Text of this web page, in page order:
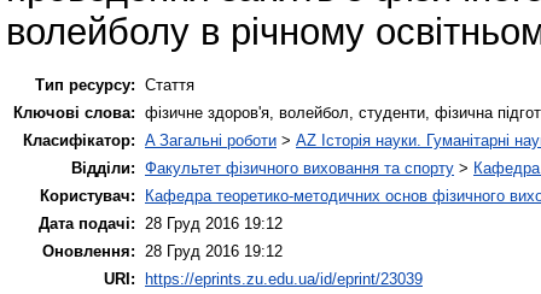
волейболу в річному
Тип ресурсу: Стаття
Ключові слова: фізичне здоров'я, волейбол, студенти, фізична
Класифікатор: A Загальні роботи > AZ Історія науки. Гуманітарні
Відділи: Факультет фізичного виховання та спорту > Кафедра
Користувач:
Кафедра теоретико-методичних основ фізичного
Дата подачі:
28 Груд 2016 19:12
Оновлення:
28 Груд 2016 19:12
URI: https://eprints.zu.edu.ua/id/eprint/23039